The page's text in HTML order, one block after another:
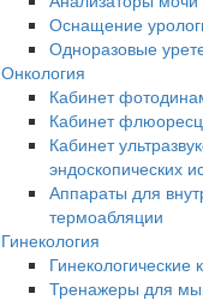
Оснащение
Одноразовые
Онкология
Кабинет
Кабинет
Кабинет
эндоскопических
Аппараты для
термоабляции
Гинекология
Гинекологические
Тренажеры для